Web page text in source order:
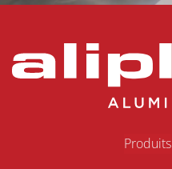
Produits